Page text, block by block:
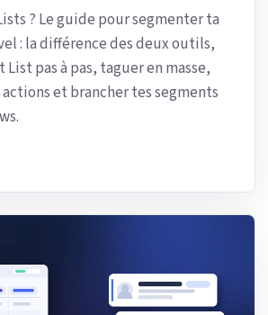
? Le guide pour segmenter ta
: la différence des deux outils,
pas à pas, taguer en masse,
et brancher tes segments